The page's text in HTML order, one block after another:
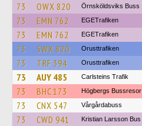
73 OWX 820 Örnsköldsviks Buss
73 EMN 762 EGETrafiken
73 EMN 762 EGETrafiken
73 SWX 820 Orusttrafiken
73 TRF 394 Orusttrafiken
73 AUY 485 Carlsteins Trafik
73 BHC 173 Högbergs Bussresor
73 CNX 547 Vårgårdabuss
73 CWD 941 Kristian Larsson Bus